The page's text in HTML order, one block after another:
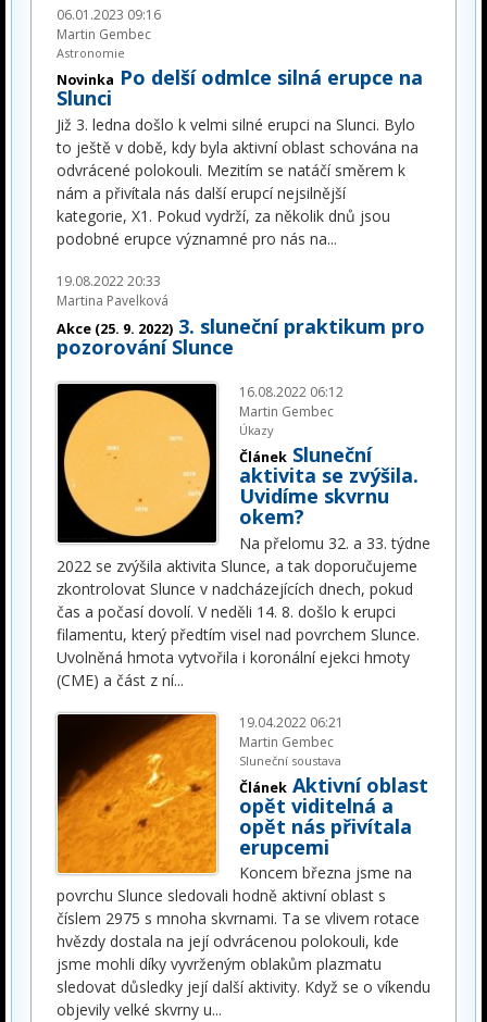
06.01.2023 09:16
Martin Gembec
Astronomie
Novinka Po delší odmlce silná erupce na
Slunci
Již 3. ledna došlo k velmi silné erupci na Slunci. Bylo
to ještě v době, kdy byla aktivní oblast schována na
odvrácené polokouli. Mezitím se natáčí směrem k
nám a přivítala nás další erupcí nejsilnější
kategorie, X1. Pokud vydrží, za několik dnů jsou
podobné erupce významné pro nás na...
19.08.2022 20:33
Martina Pavelková
Akce (25. 9. 2022) 3. sluneční praktikum pro
pozorování Slunce
16.08.2022 06:12
Martin Gembec
Úkazy
Článek Sluneční
aktivita se zvýšila.
Uvidíme skvrnu
okem?
Na přelomu 32. a 33. týdne
2022 se zvýšila aktivita Slunce, a tak doporučujeme
zkontrolovat Slunce v nadcházejících dnech, pokud
čas a počasí dovolí. V neděli 14. 8. došlo k erupci
filamentu, který předtím visel nad povrchem Slunce.
Uvolněná hmota vytvořila i koronální ejekci hmoty
(CME) a část z ní...
19.04.2022 06:21
Martin Gembec
Sluneční soustava
Článek Aktivní oblast
opět viditelná a
opět nás přivítala
erupcemi
Koncem března jsme na
povrchu Slunce sledovali hodně aktivní oblast s
číslem 2975 s mnoha skvrnami. Ta se vlivem rotace
hvězdy dostala na její odvrácenou polokouli, kde
jsme mohli díky vyvrženým oblakům plazmatu
sledovat důsledky její další aktivity. Když se o víkendu
objevily velké skvrny u...